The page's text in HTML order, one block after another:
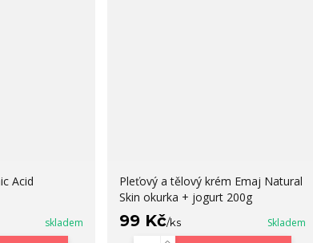
Acid
skladem
Pleťový a tělový krém Emaj Natural
Skin okurka + jogurt 200g
99 Kč/ks Skladem